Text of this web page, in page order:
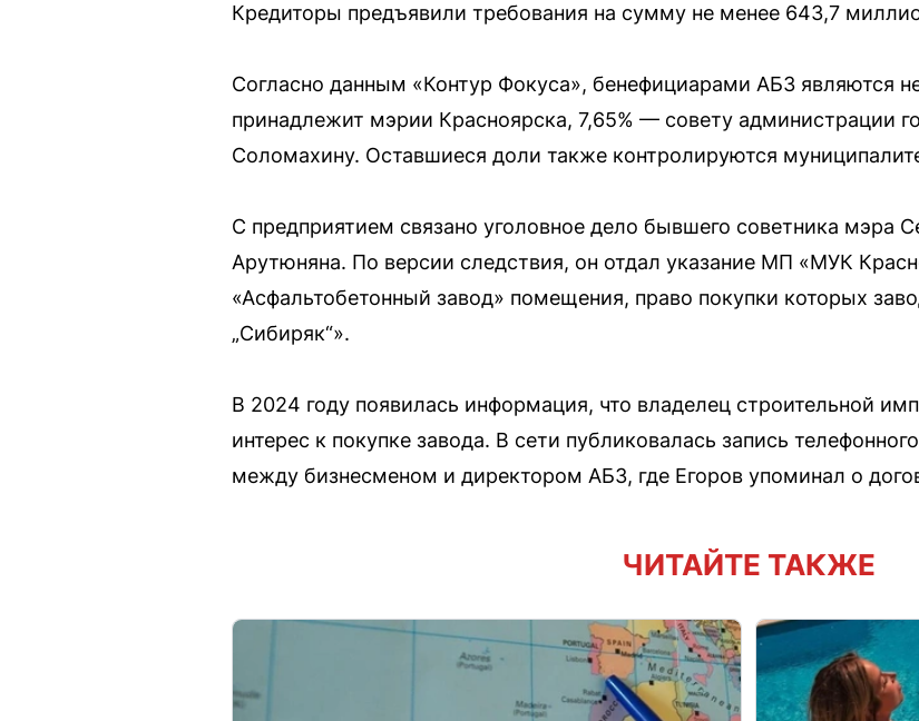
Кредиторы предъявили требования на сумму не менее 643,7
Согласно данным «Контур Фокуса», бенефициарами АБЗ являются
принадлежит мэрии Красноярска, 7,65% — совету администрации
Соломахину. Оставшиеся доли также контролируются
С предприятием связано уголовное дело бывшего советника мэра
Арутюняна. По версии следствия, он отдал указание МП «МУК
«Асфальтобетонный завод» помещения, право покупки которых
„Сибиряк“».
В 2024 году появилась информация, что владелец строительной
интерес к покупке завода. В сети публиковалась запись
между бизнесменом и директором АБЗ, где Егоров упоминал о
ЧИТАЙТЕ ТАКЖЕ